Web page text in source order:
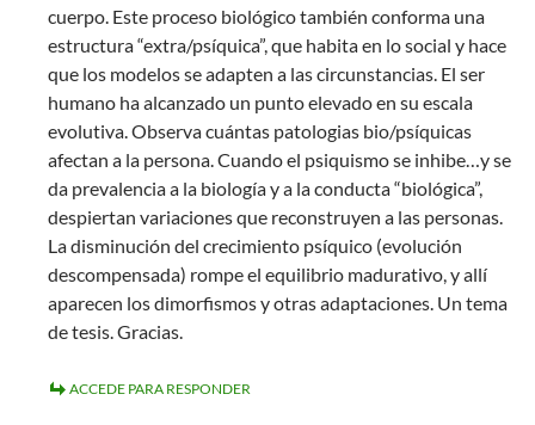
cuerpo. Este proceso biológico también conforma una
estructura “extra/psíquica”, que habita en lo social y hace
que los modelos se adapten a las circunstancias. El ser
humano ha alcanzado un punto elevado en su escala
evolutiva. Observa cuántas patologias bio/psíquicas
afectan a la persona. Cuando el psiquismo se inhibe…y se
da prevalencia a la biología y a la conducta “biológica”,
despiertan variaciones que reconstruyen a las personas.
La disminución del crecimiento psíquico (evolución
descompensada) rompe el equilibrio madurativo, y allí
aparecen los dimorfismos y otras adaptaciones. Un tema
de tesis. Gracias.
ACCEDE PARA RESPONDER